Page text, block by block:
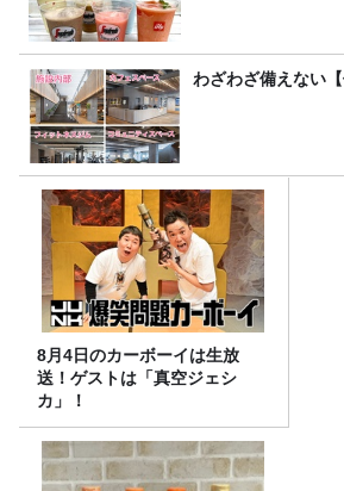
わざわざ備えない
8月4日のカーボーイは生放
送！ゲストは「真空ジェシ
カ」！